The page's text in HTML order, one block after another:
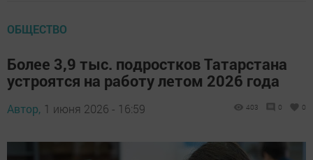
ОБЩЕСТВО
Более 3,9 тыс. подростков Татарстана
устроятся на работу летом 2026 года
Автор, 1 июня 2026 - 16:59 403 0 0